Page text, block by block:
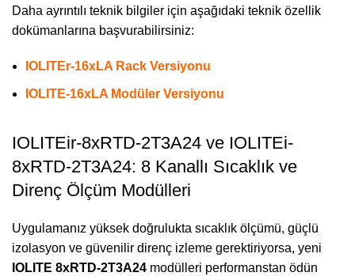
Daha ayrıntılı teknik bilgiler için aşağıdaki teknik özellik
dokümanlarına başvurabilirsiniz:
IOLITEr-16xLA Rack Versiyonu
IOLITE-16xLA Modüler Versiyonu
IOLITEir-8xRTD-2T3A24 ve IOLITEi-
8xRTD-2T3A24: 8 Kanallı Sıcaklık ve
Direnç Ölçüm Modülleri
Uygulamanız yüksek doğrulukta sıcaklık ölçümü, güçlü
izolasyon ve güvenilir direnç izleme gerektiriyorsa, yeni
IOLITE 8xRTD-2T3A24 modülleri performanstan ödün